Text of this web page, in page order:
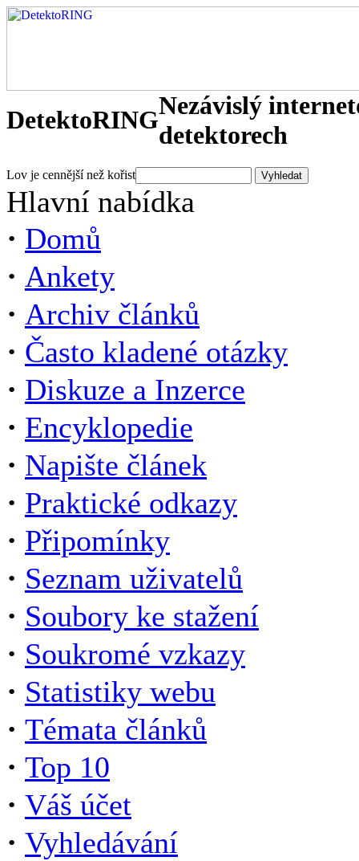
DetektoRINGNezávislý
detektorech
Lov je cennější než kořist
Hlavní nabídka
· Domů
· Ankety
· Archiv článků
· Často kladené otázky
· Diskuze a Inzerce
· Encyklopedie
· Napište článek
· Praktické odkazy
· Připomínky
· Seznam uživatelů
· Soubory ke stažení
· Soukromé vzkazy
· Statistiky webu
· Témata článků
· Top 10
· Váš účet
· Vyhledávání